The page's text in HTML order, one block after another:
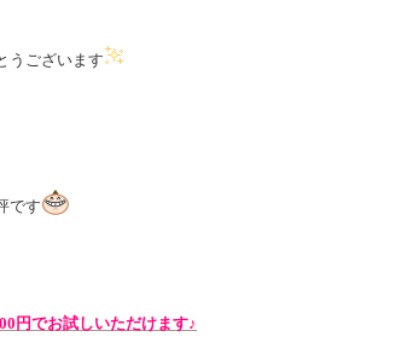
うございます
です
円でお試しいただけます♪